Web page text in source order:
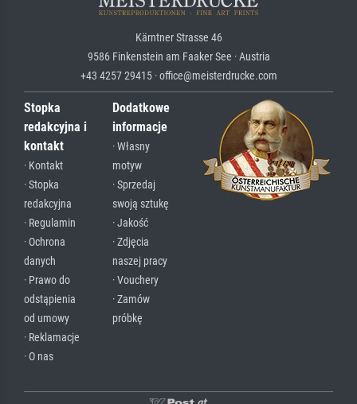
Kärntner Strasse 46
9586 Finkenstein am Faaker See · Austria
+43 4257 29415 · office@meisterdrucke.com
Stopka
redakcyjna i
kontakt
· Kontakt
· Stopka
redakcyjna
· Regulamin
· Ochrona
danych
· Prawo do
odstąpienia
od umowy
· Reklamacje
· O nas
Dodatkowe
informacje
· Własny
motyw
· Sprzedaj
swoją sztukę
· Jakość
· Zdjęcia
naszej pracy
· Vouchery
· Zamów
próbkę